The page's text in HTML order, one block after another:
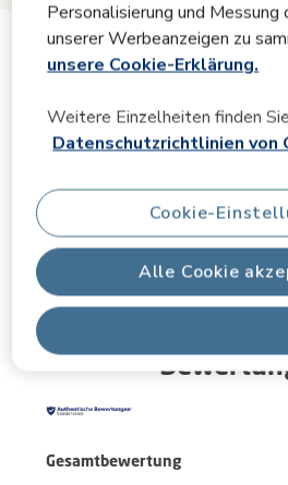
Personalisierung und
unserer Werbeanzeigen zu
unsere Cookie-Erklärung.
Weitere Einzelheiten finden
Datenschutzrichtlinien von
Alle Cookie
Cookie-
Produktinformation
Produktbeschreibung
Spezifikationen
FAQs
Gesamtbewertung